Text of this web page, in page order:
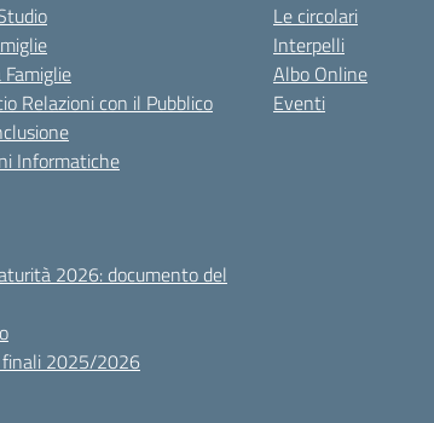
Relazioni con il Pubblico
Informatiche
2026: documento del
finali 2025/2026
Le circolari
Interpelli
Albo Online
Eventi